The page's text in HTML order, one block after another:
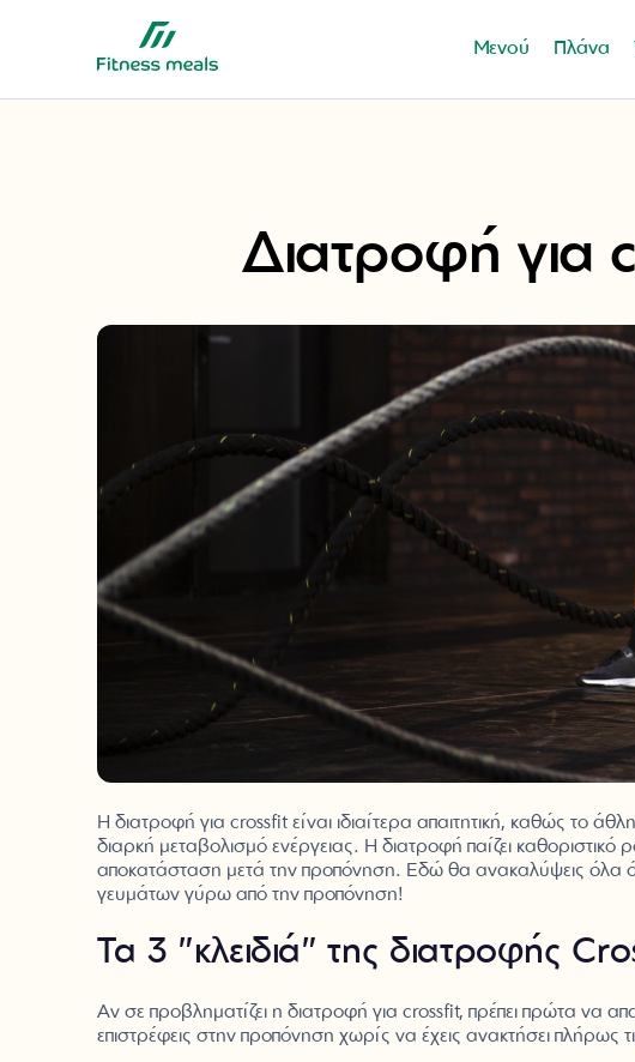
Μενού Πλάνα
Διατροφή για
Η διατροφή για crossfit είναι ιδιαίτερα απαιτητική, καθώς το
διαρκή μεταβολισμό ενέργειας. Η διατροφή παίζει
αποκατάσταση μετά την προπόνηση. Εδώ θα ανακαλύψεις όλα
γευμάτων γύρω από την προπόνηση!
Τα 3 "κλειδιά" της διατροφής
Αν σε προβληματίζει η διατροφή για crossfit, πρέπει πρώτα να
επιστρέφεις στην προπόνηση χωρίς να έχεις ανακτήσει πλήρως